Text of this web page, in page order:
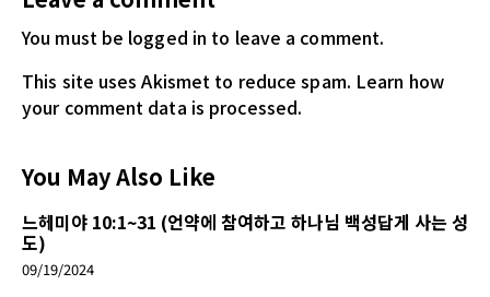
You must be logged in to leave a comment.
This site uses Akismet to reduce spam. Learn how
your comment data is processed.
You May Also Like
느헤미야 10:1~31 (언약에 참여하고 하나님 백성답게 사는 성
도)
09/19/2024